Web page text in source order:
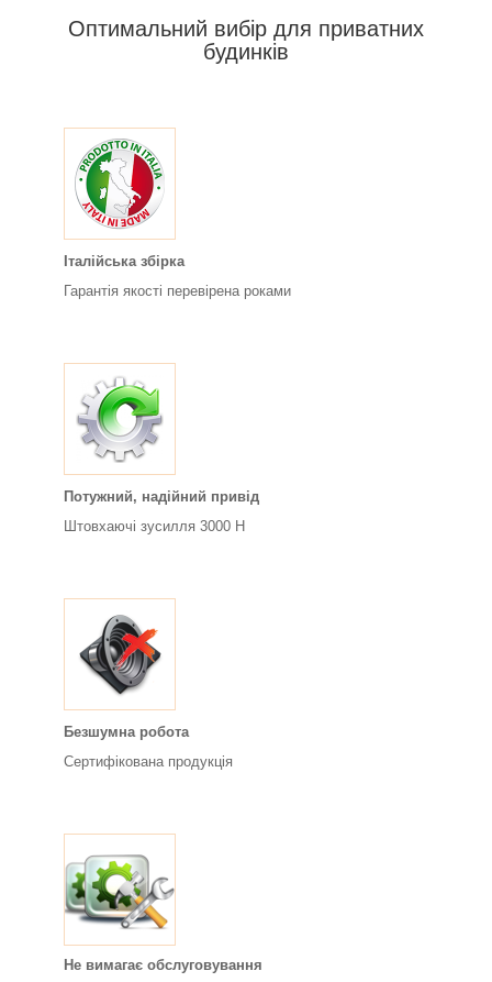
Оптимальний вибір для приватних
будинків
Італійська збірка
Гарантія якості перевірена роками
Потужний, надійний привід
Штовхаючі зусилля 3000 H
Безшумна робота
Сертифікована продукція
Не вимагає обслуговування